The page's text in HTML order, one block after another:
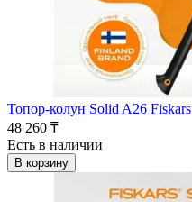
Топор-колун Solid A26 Fiskars
48 260 ₸
Есть в наличии
В корзину